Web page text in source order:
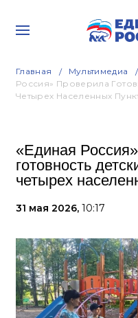
Главная Мультимедиа
Россия» Проверила
Четырех Населенных
«Единая
готовность
четырех
31 мая 2026, 10:17